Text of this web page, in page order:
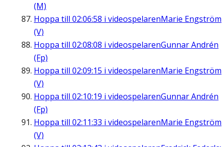
(M)
Hoppa till 02:06:58 i videospelarenMarie Engström
(V)
Hoppa till 02:08:08 i videospelarenGunnar Andrén
(Fp)
Hoppa till 02:09:15 i videospelarenMarie Engström
(V)
Hoppa till 02:10:19 i videospelarenGunnar Andrén
(Fp)
Hoppa till 02:11:33 i videospelarenMarie Engström
(V)